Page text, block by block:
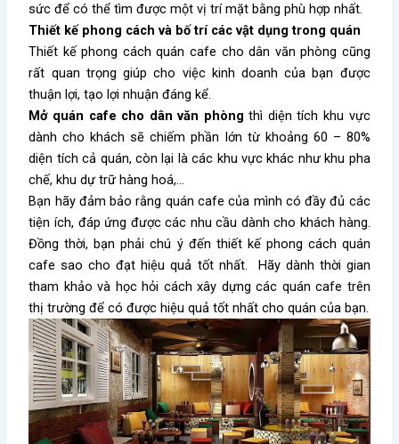
sức để có thể tìm được một vị trí mặt bằng phù hợp nhất.
Thiết kế phong cách và bố trí các vật dụng trong quán
Thiết kế phong cách quán cafe cho dân văn phòng cũng
rất quan trọng giúp cho việc kinh doanh của bạn được
thuận lợi, tạo lợi nhuận đáng kể.
Mở quán cafe cho dân văn phòngthì diện tích khu vực
dành cho khách sẽ chiếm phần lớn từ khoảng 60 – 80%
diện tích cả quán, còn lại là các khu vực khác như khu pha
chế, khu dự trữ hàng hoá,…
Bạn hãy đảm bảo rằng quán cafe của mình có đầy đủ các
tiện ích, đáp ứng được các nhu cầu dành cho khách hàng.
Đồng thời, bạn phải chú ý đến thiết kế phong cách quán
cafe sao cho đạt hiệu quả tốt nhất. Hãy dành thời gian
tham khảo và học hỏi cáchxây dựng các quán cafe trên
thị trường để có được hiệu quả tốt nhất cho quán của bạn.